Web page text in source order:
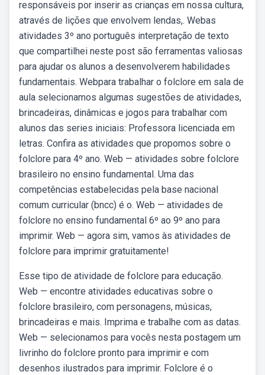
responsáveis por inserir as crianças em nossa cultura,
através de lições que envolvem lendas,. Webas
atividades 3º ano português interpretação de texto
que compartilhei neste post são ferramentas valiosas
para ajudar os alunos a desenvolverem habilidades
fundamentais. Webpara trabalhar o folclore em sala de
aula selecionamos algumas sugestões de atividades,
brincadeiras, dinâmicas e jogos para trabalhar com
alunos das series iniciais: Professora licenciada em
letras. Confira as atividades que propomos sobre o
folclore para 4º ano. Web — atividades sobre folclore
brasileiro no ensino fundamental. Uma das
competências estabelecidas pela base nacional
comum curricular (bncc) é o. Web — atividades de
folclore no ensino fundamental 6º ao 9º ano para
imprimir. Web — agora sim, vamos às atividades de
folclore para imprimir gratuitamente!
Esse tipo de atividade de folclore para educação.
Web — encontre atividades educativas sobre o
folclore brasileiro, com personagens, músicas,
brincadeiras e mais. Imprima e trabalhe com as datas.
Web — selecionamos para vocês nesta postagem um
livrinho do folclore pronto para imprimir e com
desenhos ilustrados para imprimir. Folclore é o